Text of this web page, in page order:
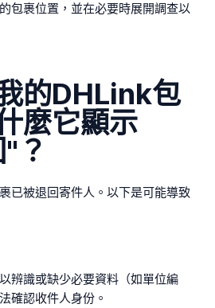
包裹位置，並在必要時展開調查以
的DHLink包
麼它顯示
？
已被退回寄件人。以下是可能導致
辨識或缺少必要資料（如單位編
確認收件人身份。